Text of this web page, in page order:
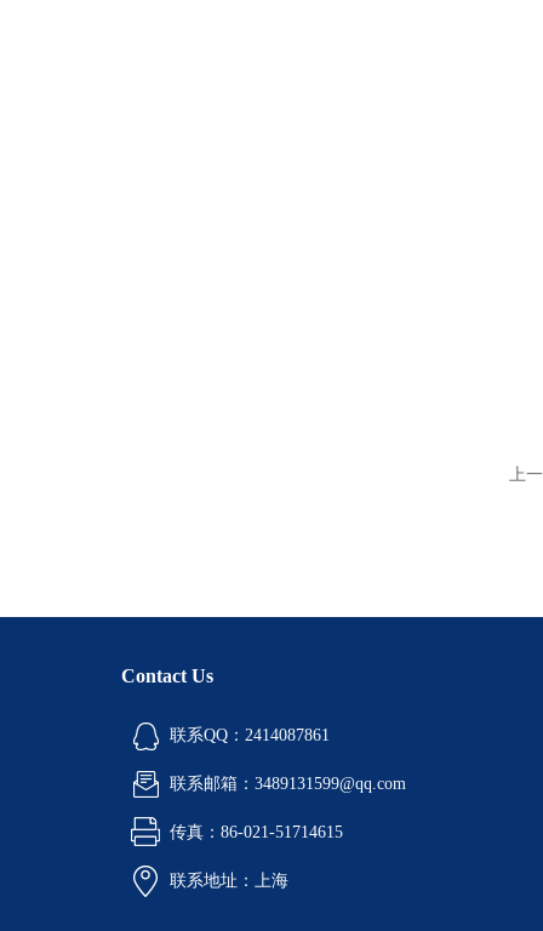
上
Contact Us
联系QQ：2414087861
联系邮箱：3489131599@qq.com
传真：86-021-51714615
联系地址：上海